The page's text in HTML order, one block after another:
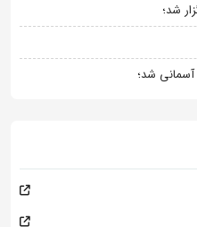
شد؛
آسمانی شد؛